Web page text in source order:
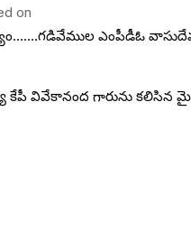
on
ఎంపీడీఓ
కేపీ వివేకానంద గారును కలిసిన